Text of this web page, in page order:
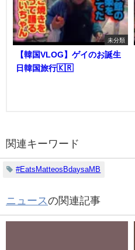
未分類
【韓国VLOG】ゲイのお誕生
日韓国旅行🇰🇷
関連キーワード
#EatsMatteosBdaysaMB
ニュースの関連記事